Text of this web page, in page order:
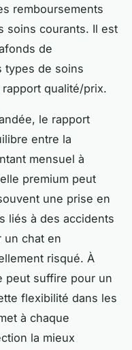
remboursements
soins courants. Il est
de
types de soins
qualité/prix.
le rapport
entre la
mensuel à
premium peut
une prise en
liés à des accidents
un chat en
risqué. À
peut suffire pour un
flexibilité dans les
à chaque
la mieux